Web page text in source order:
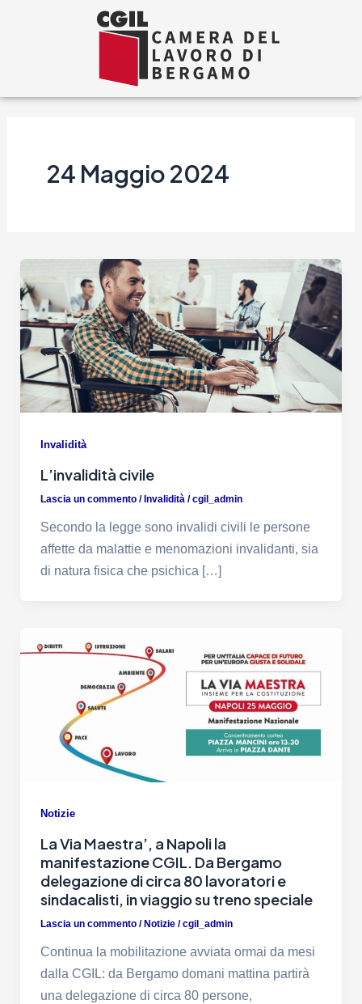
24 Maggio 2024
Invalidità
L’invalidità civile
Lascia un commento / Invalidità/cgil_admin
Secondo la legge sono invalidi civili le persone
affette da malattie e menomazioni invalidanti, sia
di natura fisica che psichica […]
Notizie
La Via Maestra’, a Napoli la
manifestazione CGIL. Da Bergamo
delegazione di circa 80 lavoratori e
sindacalisti, in viaggio su treno speciale
Lascia un commento / Notizie/cgil_admin
Continua la mobilitazione avviata ormai da mesi
dalla CGIL: da Bergamo domani mattina partirà
una delegazione di circa 80 persone,